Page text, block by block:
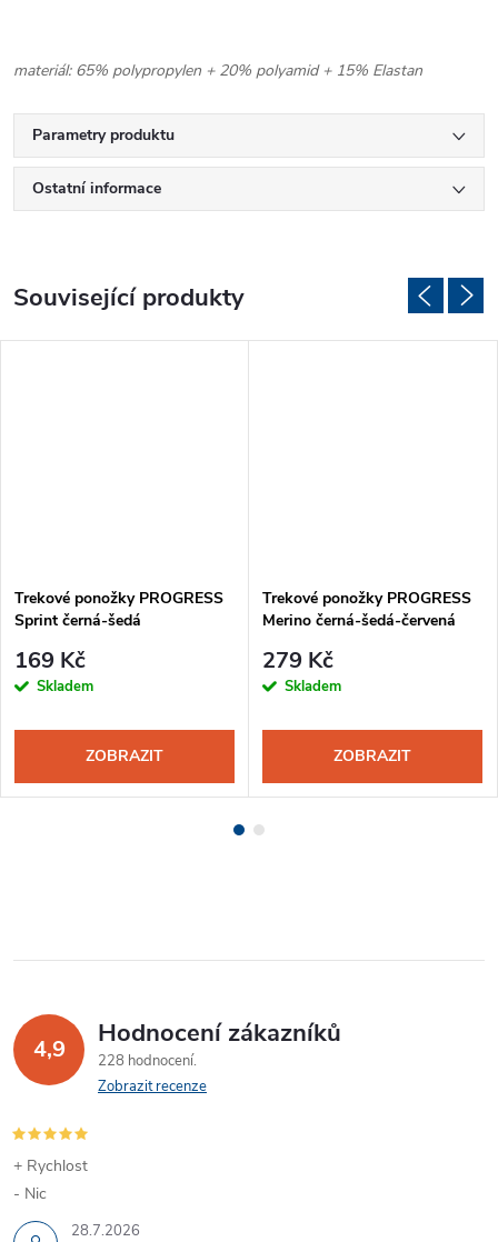
materiál: 65% polypropylen + 20% polyamid + 15% Elastan
Parametry produktu
Ostatní informace
Související produkty
Trekové ponožky PROGRESS
Sprint černá-šedá
169 Kč
Skladem
ZOBRAZIT
Trekové ponožky PROGRESS
Merino černá-šedá-červená
279 Kč
Skladem
ZOBRAZIT
4,9 Hodnocení zákazníků
228 hodnocení
Zobrazit recenze
28.7.2026
+ Rychlost
- Nic